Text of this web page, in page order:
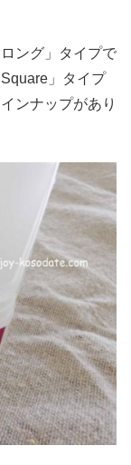
ング」タイプで
」タイプ
ンナップがあり